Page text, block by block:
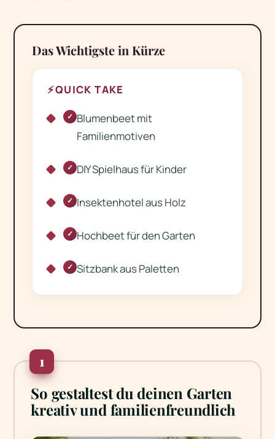
Das Wichtigste in Kürze
⚡QUICK TAKE
✓ Blumenbeet mit
Familienmotiven
✓ DIY Spielhaus für Kinder
✓ Insektenhotel aus Holz
✓ Hochbeet für den Garten
✓ Sitzbank aus Paletten
1
So gestaltest du deinen Garten
kreativ und familienfreundlich